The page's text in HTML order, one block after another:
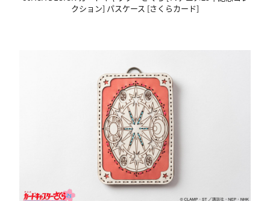
クション] パスケース [さくらカード]